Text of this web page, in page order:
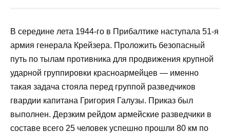
В середине лета 1944-го в Прибалтике наступала 51-я
армия генерала Крейзера. Проложить безопасный
путь по тылам противника для продвижения крупной
ударной группировки красноармейцев — именно
такая задача стояла перед группой разведчиков
гвардии капитана Григория Галузы. Приказ был
выполнен. Дерзким рейдом армейские разведчики в
составе всего 25 человек успешно прошли 80 км по